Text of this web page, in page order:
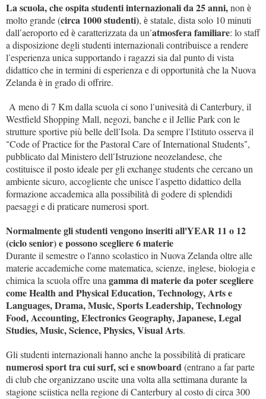
La scuola, che ospita studenti internazionali da 25 anni,non è
molto grande (circa 1000 studenti), è statale, dista solo 10 minuti
dall’aeroporto ed è caratterizzata da un’atmosfera familiare: lo staff
a disposizione degli studenti internazionali contribuisce a rendere
l’esperienza unica supportando i ragazzi sia dal punto di vista
didattico che in termini di esperienza e di opportunità che la Nuova
Zelanda è in grado di offrire.
A meno di 7 Km dalla scuola ci sono l’univesità di Canterbury, il
Westfield Shopping Mall, negozi, banche e il Jellie Park con le
strutture sportive più belle dell’Isola. Da sempre l’Istituto osserva il
“Code of Practice for the Pastoral Care of International Students”,
pubblicato dal Ministero dell’Istruzione neozelandese, che
costituisce il posto ideale per gli exchange students che cercano un
ambiente sicuro, accogliente che unisce l’aspetto didattico della
formazione accademica alla possibilità di godere di splendidi
paesaggi e di praticare numerosi sport.
Normalmente gli studenti vengono inseriti all'YEAR 11 o 12
(ciclo senior) e possono scegliere 6 materie
Durante il semestre o l'anno scolastico in Nuova Zelanda oltre alle
materie accademiche come matematica, scienze, inglese, biologia e
chimica la scuola offre una gamma di materie da poter scegliere
come Health and Physical Education, Technology, Arts e
Languages, Drama, Music, Sports Leadership, Technology
Food, Accounting, Electronics Geography, Japanese, Legal
Studies, Music, Science, Physics, Visual Arts.
Gli studenti internazionali hanno anche la possibilità di praticare
numerosi sport tra cui surf, sci e snowboard(entrano a far parte
di club che organizzano uscite una volta alla settimana durante la
stagione sciistica nella regione di Canterbury al costo di circa 300